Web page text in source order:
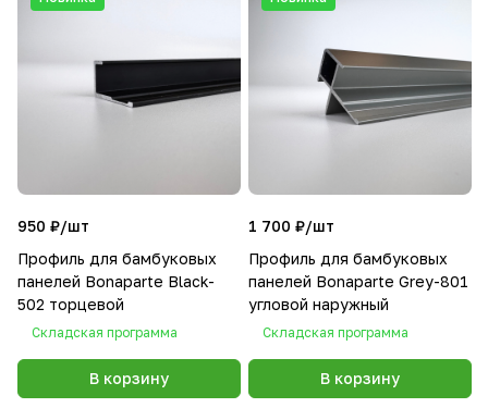
950 ₽/шт
Профиль для бамбуковых
панелей Bonaparte Black-
502 торцевой
Складская программа
В корзину
1 700 ₽/шт
Профиль для бамбуковых
панелей Bonaparte Grey-801
угловой наружный
Складская программа
В корзину